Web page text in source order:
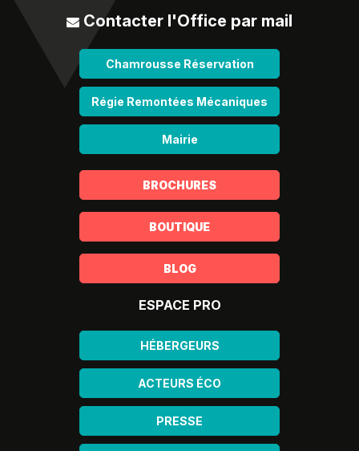
Contacter l'Office par mail
Chamrousse Réservation
Régie Remontées Mécaniques
Mairie
BROCHURES
BOUTIQUE
BLOG
ESPACE PRO
HÉBERGEURS
ACTEURS ÉCO
PRESSE